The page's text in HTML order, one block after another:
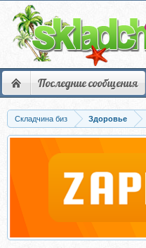
Последние сообщения
Складчина биз Здоровье